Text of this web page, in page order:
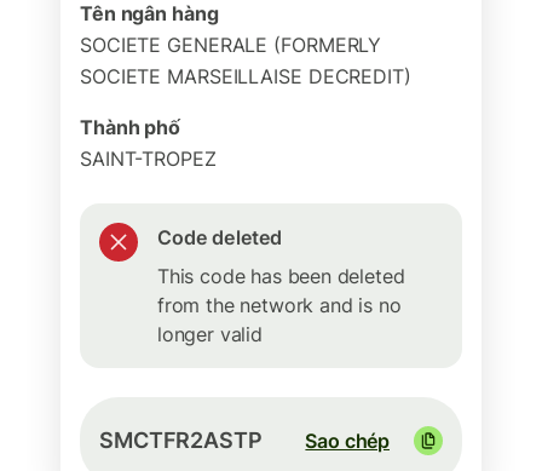
Tên ngân hàng
SOCIETE GENERALE (FORMERLY
SOCIETE MARSEILLAISE DECREDIT)
Thành phố
SAINT-TROPEZ
Code deleted
This code has been deleted
from the network and is no
longer valid
SMCTFR2ASTP Sao chép